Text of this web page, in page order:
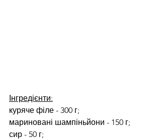
Інгредієнти:
куряче філе - 300 г;
мариновані шампіньйони - 150 г;
сир - 50 г;